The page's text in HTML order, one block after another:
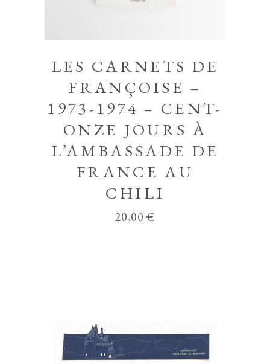
LES CARNETS DE
FRANÇOISE –
1973-1974 – CENT-
ONZE JOURS À
L’AMBASSADE DE
FRANCE AU
CHILI
20,00€